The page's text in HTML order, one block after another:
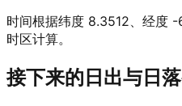
时间根据纬度 8.3512、经度
时区计算。
接下来的日出与日